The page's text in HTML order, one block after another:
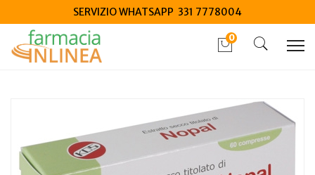
SERVIZIO WHATSAPP 331 7778004
0